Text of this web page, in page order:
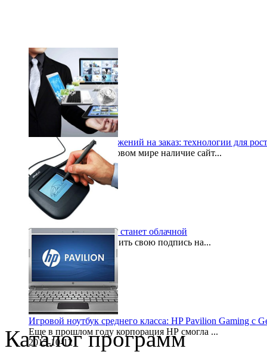
Разработка веб-приложений на заказ: технологии для
В современном цифровом мире наличие сайт...
2025-10-05
Электронная подпись станет облачной
Для того, чтобы оставить свою подпись на...
2015-10-16
Игровой ноутбук среднего класса: HP Pavilion Gaming с
Еще в прошлом году корпорация НР смогла ...
2015-10-12
Каталог программ